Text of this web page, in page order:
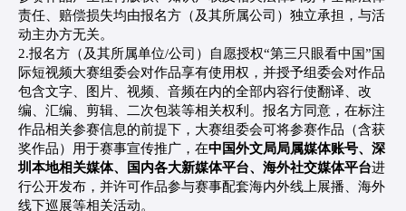
责任、赔偿损失均由报名方（及其所属公司）独立承担，与活
动主办方无关。
2.报名方（及其所属单位/公司）自愿授权“第三只眼看中国”国
际短视频大赛组委会对作品享有使用权，并授予组委会对作品
包含文字、图片、视频、音频在内的全部内容行使翻译、改
编、汇编、剪辑、二次包装等相关权利。报名方同意，在标注
作品相关参赛信息的前提下，大赛组委会可将参赛作品（含获
奖作品）用于赛事宣传推广，在中国外文局局属媒体账号、深
圳本地相关媒体、国内各大新媒体平台、海外社交媒体平台进
行公开发布，并许可作品参与赛事配套海内外线上展播、海外
线下巡展等相关活动。